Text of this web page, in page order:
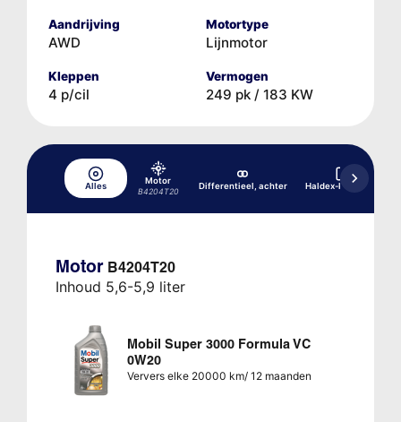
Aandrijving
AWD
Motortype
Lijnmotor
Kleppen
4 p/cil
Vermogen
249 pk / 183 KW
Alles
Motor
B4204T20
Differentieel, achter Haldex-koppeling
Motor B4204T20
Inhoud 5,6-5,9 liter
Mobil Super 3000 Formula VC
0W20
Ververs elke 20000 km/ 12 maanden